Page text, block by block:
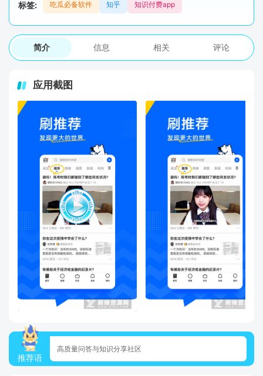
标签: 吃瓜必备软件 知乎 知识付费app
简介 信息 相关 评论
应用截图
推荐语
高质量问答与知识分享社区